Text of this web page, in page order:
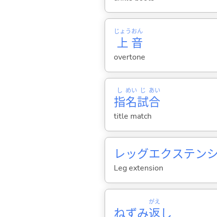
上
じょう
音
おん
overtone
指
し
名
めい
試
じ
合
あい
title match
レッグエクステン
Leg extension
ねずみ返
がえ
し